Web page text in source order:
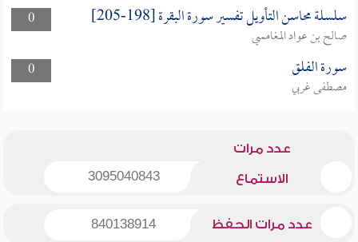
0
سلسلة محاسن التأويل تفسير سورة البقرة [198-205]
صالح بن عواد المغامسي
0
سورة الفلق
مصطفى غربي
عدد مرات
الاستماع 3095040843
عدد مرات الحفظ 840138914